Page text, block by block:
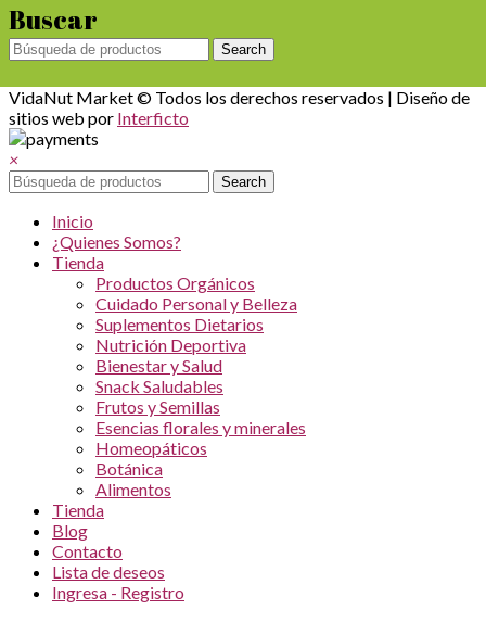
Buscar
Search
VidaNut Market © Todos los derechos reservados | Diseño de
sitios web por Interficto
×
Search
Inicio
¿Quienes Somos?
Tienda
Productos Orgánicos
Cuidado Personal y Belleza
Suplementos Dietarios
Nutrición Deportiva
Bienestar y Salud
Snack Saludables
Frutos y Semillas
Esencias florales y minerales
Homeopáticos
Botánica
Alimentos
Tienda
Blog
Contacto
Lista de deseos
Ingresa - Registro